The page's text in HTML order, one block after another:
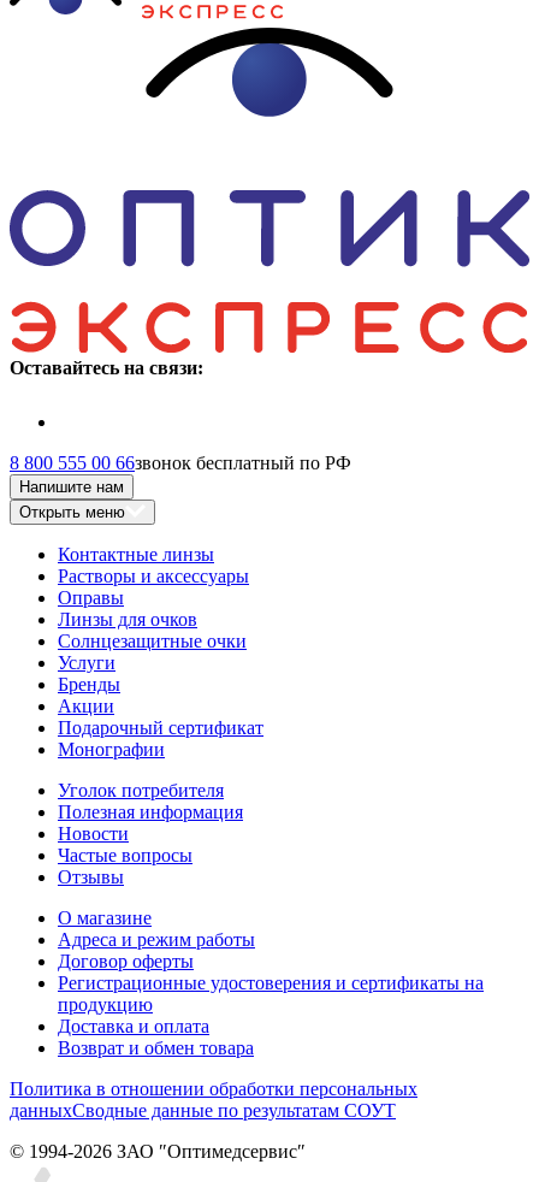
Оставайтесь на связи:
8 800 555 00 66звонок бесплатный по РФ
Напишите нам
Открыть меню
Контактные линзы
Растворы и аксессуары
Оправы
Линзы для очков
Солнцезащитные очки
Услуги
Бренды
Акции
Подарочный сертификат
Монографии
Уголок потребителя
Полезная информация
Новости
Частые вопросы
Отзывы
О магазине
Адреса и режим работы
Договор оферты
Регистрационные удостоверения и сертификаты на
продукцию
Доставка и оплата
Возврат и обмен товара
Политика в отношении обработки персональных
данныхСводные данные по результатам СОУТ
© 1994-2026 ЗАО ″Оптимедсервис″